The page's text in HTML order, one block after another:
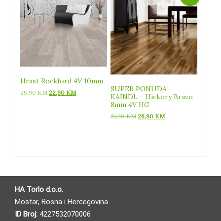
Hrast Rockford 4V 10mm
25,90KM Izvorna
22,90 KMTrenutna
SUPER PONUDA –
KAINDL – Hickory Bravo
8mm 4V HG
31,90KM Izvorna
26,90 KMTrenutna
HA Torlo d.o.o.
Mostar, Bosna i Hercegovina
ID Broj: 4227532070006